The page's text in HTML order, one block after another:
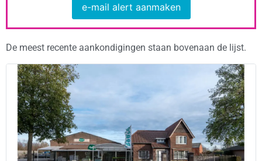
e-mail alert aanmaken
De meest recente aankondigingen staan bovenaan de lijst.